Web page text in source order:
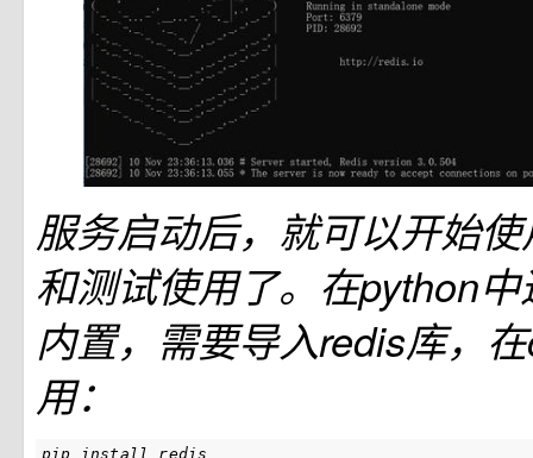
服务启动后，就可以开始
和测试使用了。在python
内置，需要导入redis库，
用：
pip install redis